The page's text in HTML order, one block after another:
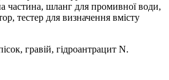
частина, шланг для промивної води,
тестер для визначення вмісту
гравій, гідроантрацит N.